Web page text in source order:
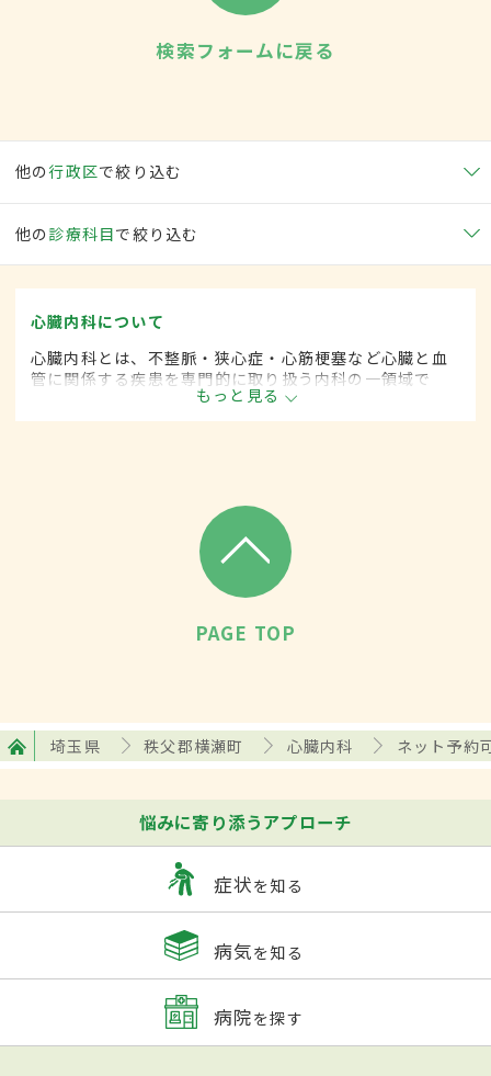
検索フォームに戻る
他の行政区で絞り込む
他の 診療科目で絞り込む
心臓内科について
心臓内科とは、不整脈・狭心症・心筋梗塞など心臓と血
管に関係する疾患を専門的に取り扱う内科の一領域で
もっと見る
PAGE TOP
埼玉県 秩父郡横瀬町 心臓内科 ネット予約
悩みに寄り添うアプローチ
症状を知る
病気を知る
病院を探す